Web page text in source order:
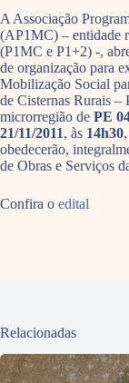
A Associação
(AP1MC) – entidade
(P1MC e P1+2) -,
de organização para
Mobilização Social
de Cisternas Rurais –
microrregião de PE
21/11/2011, às 14h30
obedecerão,
de Obras e Serviços
Confira o edital
Relacionadas